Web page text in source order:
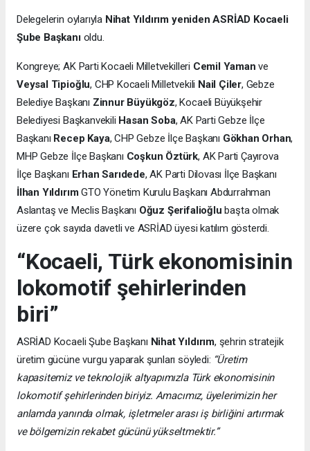
Delegelerin oylarıyla Nihat Yıldırım yeniden ASRİAD Kocaeli
Şube Başkanıoldu.
Kongreye; AK Parti Kocaeli Milletvekilleri Cemil Yaman ve
Veysal Tipioğlu, CHP Kocaeli Milletvekili Nail Çiler, Gebze
Belediye Başkanı Zinnur Büyükgöz, Kocaeli Büyükşehir
Belediyesi Başkanvekili Hasan Soba, AK Parti Gebze İlçe
Başkanı Recep Kaya, CHP Gebze İlçe Başkanı Gökhan Orhan,
MHP Gebze İlçe Başkanı Coşkun Öztürk, AK Parti Çayırova
İlçe Başkanı Erhan Sarıdede, AK Parti Dilovası İlçe Başkanı
İlhan YıldırımGTO Yönetim Kurulu Başkanı Abdurrahman
Aslantaş ve Meclis Başkanı Oğuz Şerifalioğlu başta olmak
üzere çok sayıda davetli ve ASRİAD üyesi katılım gösterdi.
“Kocaeli, Türk ekonomisinin
lokomotif şehirlerinden
biri”
ASRİAD Kocaeli Şube Başkanı Nihat Yıldırım, şehrin stratejik
üretim gücüne vurgu yaparak şunları söyledi: “Üretim
kapasitemiz ve teknolojik altyapımızla Türk ekonomisinin
lokomotif şehirlerinden biriyiz. Amacımız, üyelerimizin her
anlamda yanında olmak, işletmeler arası iş birliğini artırmak
ve bölgemizin rekabet gücünü yükseltmektir.”